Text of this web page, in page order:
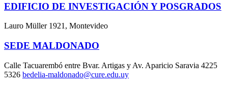
EDIFICIO DE INVESTIGACIÓN Y POSGRADOS
Lauro Müller 1921, Montevideo
SEDE MALDONADO
Calle Tacuarembó entre Bvar. Artigas y Av. Aparicio Saravia 4225
5326 bedelia-maldonado@cure.edu.uy